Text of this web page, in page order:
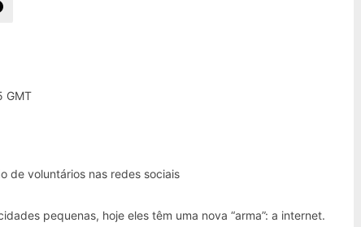
GMT
de voluntários nas redes sociais
pequenas, hoje eles têm uma nova “arma”: a internet.